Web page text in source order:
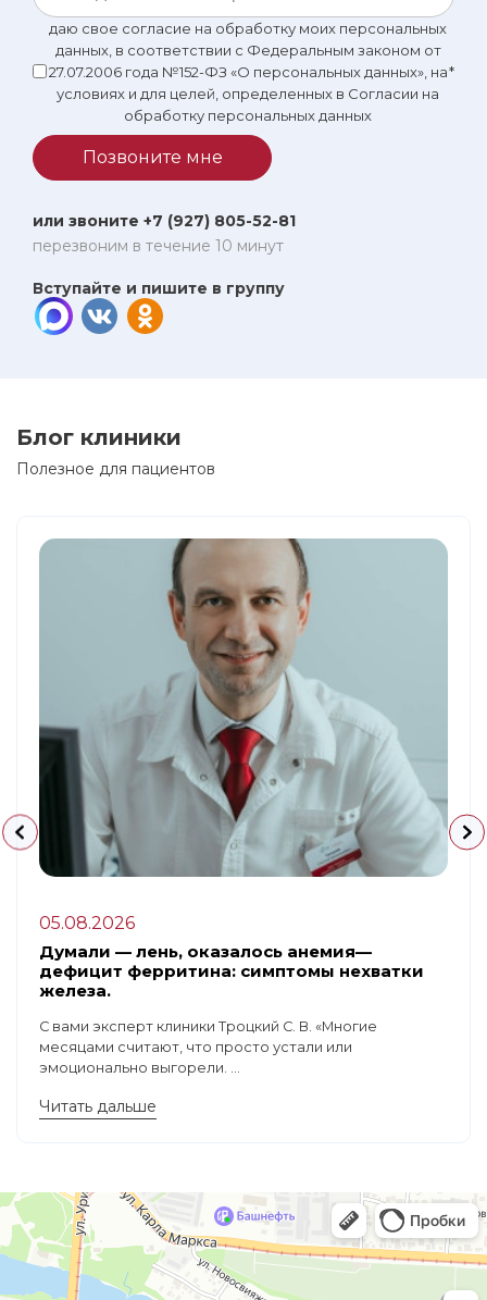
даю свое согласие на обработку моих персональных
данных, в соответствии с Федеральным законом от
27.07.2006 года №152-ФЗ «О персональных данных», на
условиях и для целей, определенных в Согласии на
обработку персональных данных
*
Позвоните мне
или звоните +7 (927) 805-52-81
перезвоним в течение 10 минут
Вступайте и пишите в группу
Блог клиники
Полезное для пациентов
05.08.2026
Думали — лень, оказалось анемия—
дефицит ферритина: симптомы нехватки
железа.
С вами эксперт клиники Троцкий С. В. «Многие
месяцами считают, что просто устали или
эмоционально выгорели. ...
Читать дальше